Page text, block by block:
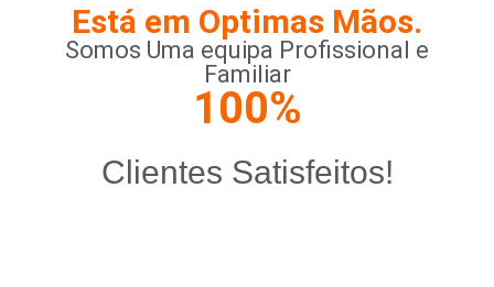
Está em Optimas Mãos.
Somos Uma equipa Profissional e
Familiar
Clientes Satisfeitos!
100%